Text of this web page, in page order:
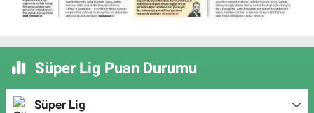
Süper Lig Puan Durumu
Süper Lig